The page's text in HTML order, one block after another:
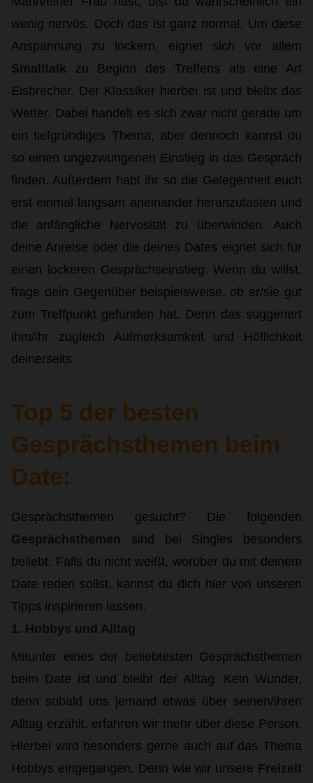
wenig nervös. Doch das ist ganz normal. Um diese
Anspannung zu lockern, eignet sich vor allem
Smalltalk zu Beginn des Treffens als eine Art
Eisbrecher. Der Klassiker hierbei ist und bleibt das
Wetter. Dabei handelt es sich zwar nicht gerade um
ein tiefgründiges Thema, aber dennoch kannst du
so einen ungezwungenen Einstieg in das Gespräch
finden. Außerdem habt ihr so die Gelegenheit euch
erst einmal langsam aneinander heranzutasten und
die anfängliche Nervosität zu überwinden. Auch
deine Anreise oder die deines Dates eignet sich für
einen lockeren Gesprächseinstieg. Wenn du willst,
frage dein Gegenüber beispielsweise, ob er/sie gut
zum Treffpunkt gefunden hat. Denn das suggeriert
ihm/ihr zugleich Aufmerksamkeit und Höflichkeit
deinerseits.
Top 5 der besten
Gesprächsthemen beim
Date:
Gesprächsthemen gesucht? Die folgenden
Gesprächsthemen sind bei Singles besonders
beliebt. Falls du nicht weißt, worüber du mit deinem
Date reden sollst, kannst du dich hier von unseren
Tipps inspirieren lassen.
1. Hobbys und Alltag
Mitunter eines der beliebtesten Gesprächsthemen
beim Date ist und bleibt der Alltag. Kein Wunder,
denn sobald uns jemand etwas über seinen/ihren
Alltag erzählt, erfahren wir mehr über diese Person.
Hierbei wird besonders gerne auch auf das Thema
Hobbys eingegangen. Denn wie wir unsere Freizeit